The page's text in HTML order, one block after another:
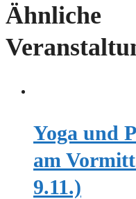
Ähnliche
Yoga und
am
9.11.)